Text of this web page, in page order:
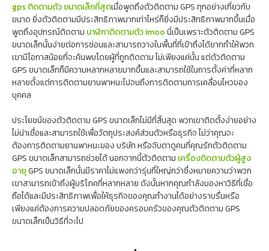
gps ติดตามตัว ขนาดเล็กที่สุดเมื่อพูดถึงตัวติดตาม GPS ทุกอย่างเกี่ยวกับ
ขนาด ยิ่งตัวติดตามมีประสิทธิภาพมากเท่าไหร่ก็ยิ่งมีประสิทธิภาพมากขึ้นเมื่อ
พูดถึงอุปกรณ์ติดตาม นาฬิกาติดตามตัว imooนี่เป็นเพราะตัวติดตาม GPS
ขนาดเล็กนั้นง่ายต่อการซ่อนและสามารถวางในพื้นที่ที่เข้าถึงได้ยากทำให้พวก
เขามีโอกาสน้อยที่จะค้นพบโดยผู้ที่ถูกติดตาม ไม่เพียงแค่นั้น แต่ตัวติดตาม
GPS ขนาดเล็กก็มีความหลากหลายมากขึ้นและสามารถใช้ในการตั้งค่าที่หลาก
หลายตั้งแต่การติดตามยานพาหนะไปจนถึงการติดตามการเคลื่อนไหวของ
บุคคล
ประโยชน์ของตัวติดตาม GPS ขนาดเล็กไม่มีที่สิ้นสุด พวกเขาติดตั้งง่ายอย่าง
ไม่น่าเชื่อและสามารถใช้เพื่อวัตถุประสงค์ส่วนตัวหรือธุรกิจ ไม่ว่าคุณจะ
ต้องการติดตามยานพาหนะของ บริษัท หรือจับตาดูคนที่คุณรักตัวติดตาม
GPS ขนาดเล็กสามารถช่วยได้ นอกจากนี้ตัวติดตาม เครื่องติดตามตัวผู้สูง
อายุGPS ขนาดเล็กนั้นมีราคาไม่แพงกว่ารุ่นที่ใหญ่กว่าซึ่งหมายความว่าพวก
เขาสามารถเข้าถึงผู้บริโภคที่หลากหลาย ดังนั้นหากคุณกำลังมองหาวิธีที่เชื่อ
ถือได้และมีประสิทธิภาพเพื่อให้ธุรกิจของคุณทำงานได้อย่างราบรื่นหรือ
เพียงแค่ต้องการความปลอดภัยของครอบครัวของคุณตัวติดตาม GPS
ขนาดเล็กเป็นวิธีที่จะไป